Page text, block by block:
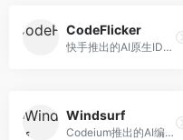
CodeFlicker
快手推出的AI原生IDE，专注于短视频相关开发。面向快手生态开发者，提供代码生成、调试辅助等服务，与快手开发生态深度整合。
Windsurf
Codeium推出的AI编程工具，专注于代码智能辅助。面向开发者，提供代码补全、代码生成、代码解释等服务，多语言支持完善。